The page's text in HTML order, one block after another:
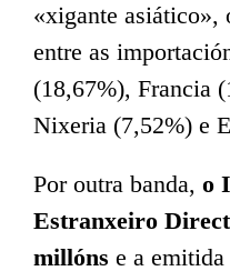
«xigante asiático»,
entre as
(18,67%), Francia
Nixeria (7,52%) e
Por outra banda, o
Estranxeiro
millóns e a